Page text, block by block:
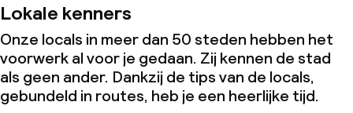
Lokale kenners
Onze locals in meer dan 50 steden hebben het
voorwerk al voor je gedaan. Zij kennen de stad
als geen ander. Dankzij de tips van de locals,
gebundeld in routes, heb je een heerlijke tijd.